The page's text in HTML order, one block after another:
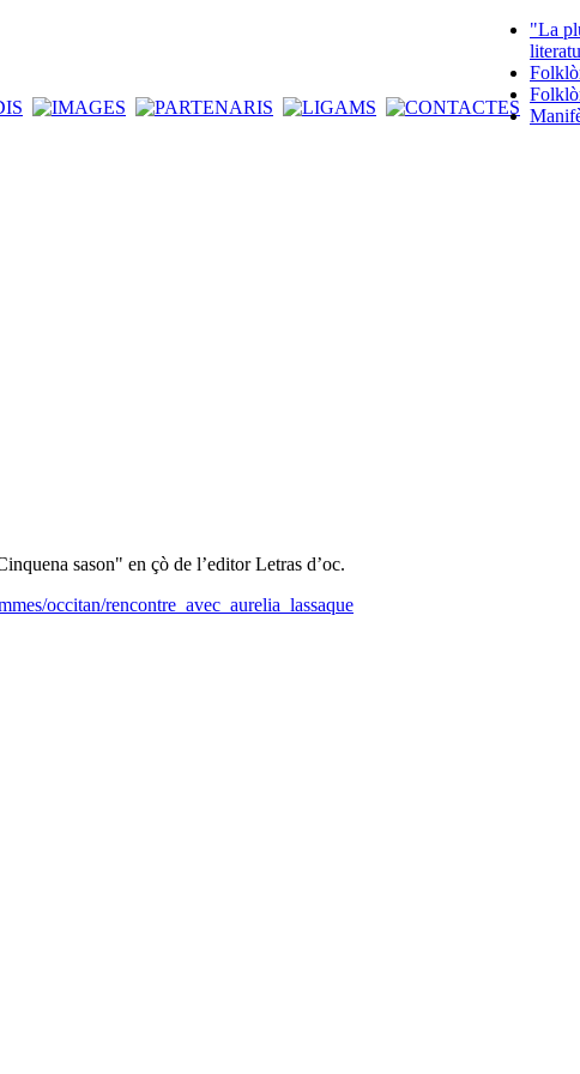
"La
sason" en çò de l’editor Letras d’oc.
occitan/rencontre_avec_aurelia_lassaque